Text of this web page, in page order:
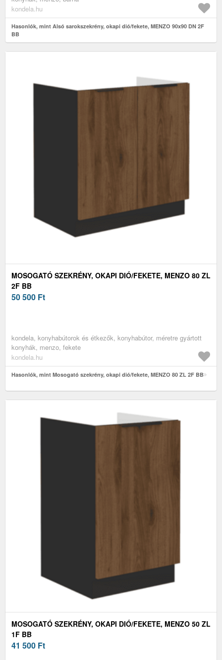
kondela.hu
Hasonlók, mint Alsó sarokszekrény, okapi dió/fekete, MENZO 90x90 DN 2F
BB
MOSOGATÓ SZEKRÉNY, OKAPI DIÓ/FEKETE, MENZO 80 ZL
2F BB
50 500 Ft
kondela, konyhabútorok és étkezők, konyhabútor, méretre gyártott
konyhák, menzo, fekete
kondela.hu
Hasonlók, mint Mosogató szekrény, okapi dió/fekete, MENZO 80 ZL 2F BB
MOSOGATÓ SZEKRÉNY, OKAPI DIÓ/FEKETE, MENZO 50 ZL
1F BB
41 500 Ft